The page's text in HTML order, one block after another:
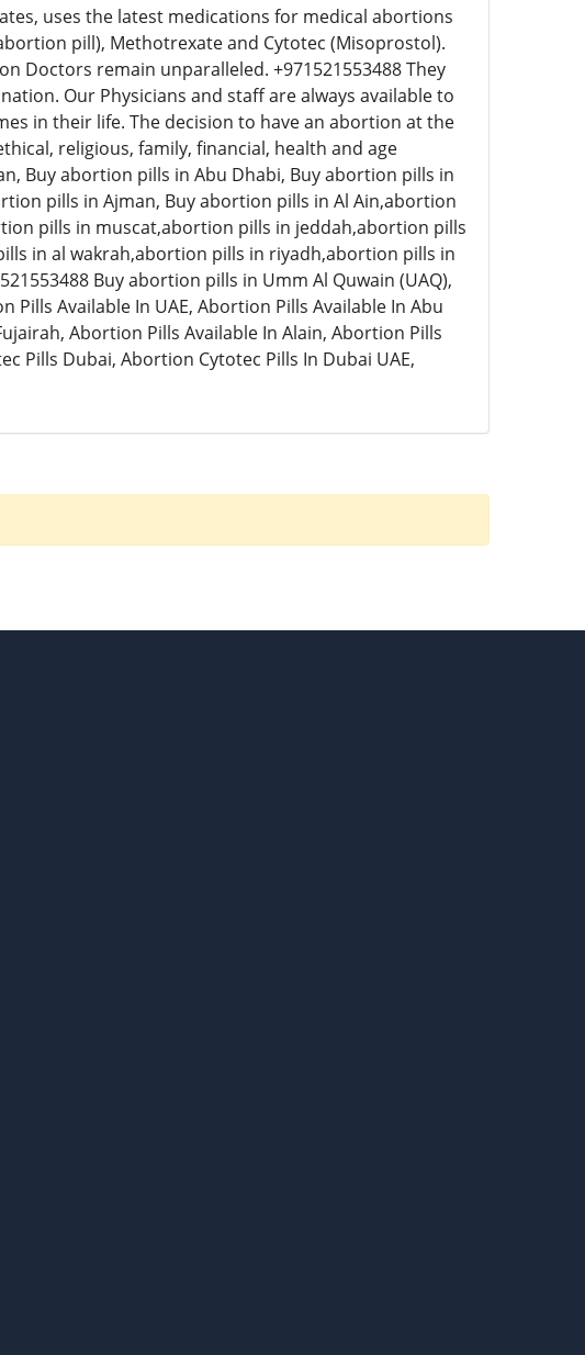
uses the latest medications for medical abortions
pill), Methotrexate and Cytotec (Misoprostol).
Doctors remain unparalleled. +971521553488 They
Our Physicians and staff are always available to
in their life. The decision to have an abortion at the
religious, family, financial, health and age
Buy abortion pills in Abu Dhabi, Buy abortion pills in
pills in Ajman, Buy abortion pills in Al Ain,abortion
pills in muscat,abortion pills in jeddah,abortion pills
in al wakrah,abortion pills in riyadh,abortion pills in
Buy abortion pills in Umm Al Quwain (UAQ),
Available In UAE, Abortion Pills Available In Abu
Abortion Pills Available In Alain, Abortion Pills
Pills Dubai, Abortion Cytotec Pills In Dubai UAE,